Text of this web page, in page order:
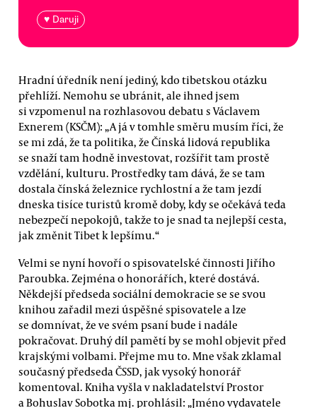
♥ Daruji
Hradní úředník není jediný, kdo tibetskou otázku
přehlíží. Nemohu se ubránit, ale ihned jsem
si vzpomenul na rozhlasovou debatu s Václavem
Exnerem (KSČM): „A já v tomhle směru musím říci, že
se mi zdá, že ta politika, že Čínská lidová republika
se snaží tam hodně investovat, rozšířit tam prostě
vzdělání, kulturu. Prostředky tam dává, že se tam
dostala čínská železnice rychlostní a že tam jezdí
dneska tisíce turistů kromě doby, kdy se očekává teda
nebezpečí nepokojů, takže to je snad ta nejlepší cesta,
jak změnit Tibet k lepšímu.“
Velmi se nyní hovoří o spisovatelské činnosti Jiřího
Paroubka. Zejména o honorářích, které dostává.
Někdejší předseda sociální demokracie se se svou
knihou zařadil mezi úspěšné spisovatele a lze
se domnívat, že ve svém psaní bude i nadále
pokračovat. Druhý díl pamětí by se mohl objevit před
krajskými volbami. Přejme mu to. Mne však zklamal
současný předseda ČSSD, jak vysoký honorář
komentoval. Kniha vyšla v nakladatelství Prostor
a Bohuslav Sobotka mj. prohlásil: „Jméno vydavatele